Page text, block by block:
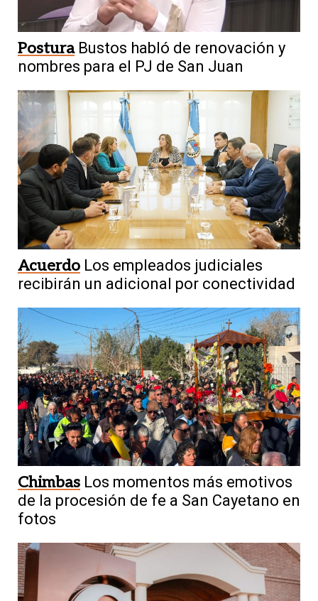
Postura Bustos habló de renovación y
nombres para el PJ de San Juan
Acuerdo Los empleados judiciales
recibirán un adicional por conectividad
Chimbas Los momentos más emotivos
de la procesión de fe a San Cayetano en
fotos